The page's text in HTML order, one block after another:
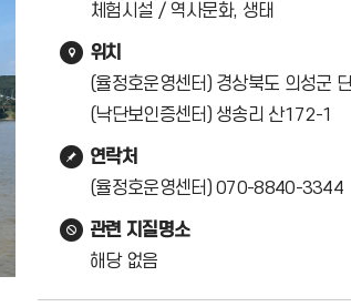
체험시설 / 역사문화, 생태
위치
(율정호운영센터) 경상북도 의성군
(낙단보인증센터) 생송리 산172-1
연락처
(율정호운영센터) 070-8840-3344
관련 지질명소
해당 없음